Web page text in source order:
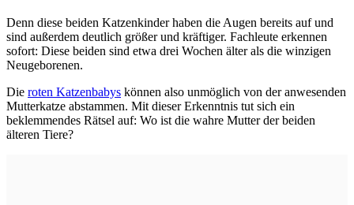
Denn diese beiden Katzenkinder haben die Augen bereits auf und
sind außerdem deutlich größer und kräftiger. Fachleute erkennen
sofort: Diese beiden sind etwa drei Wochen älter als die winzigen
Neugeborenen.
Die roten Katzenbabys können also unmöglich von der anwesenden
Mutterkatze abstammen. Mit dieser Erkenntnis tut sich ein
beklemmendes Rätsel auf: Wo ist die wahre Mutter der beiden
älteren Tiere?